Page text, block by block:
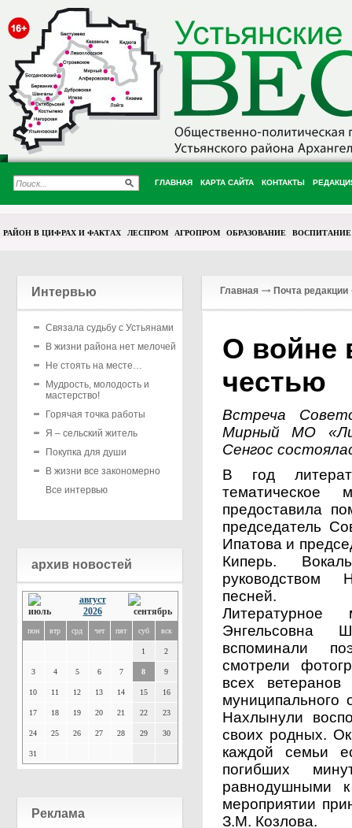
ГЛАВНАЯ КАРТА САЙТА КОНТАКТЫ
РАЙОН В ЦИФРАХ И ФАКТАХ ЛЕСПРОМ АГРОПРОМ ОБРАЗОВАНИЕ ВОСПИТАНИЕ
Интервью
Связала судьбу с Устьянами
В жизни района нет мелочей
Не стоять на месте…
Мудрость, молодость и
мастерство!
Горячая точка работы
Я – сельский житель
Покупка для души
В жизни все закономерно
Все интервью
архив новостей
август
2026
пон втр срд чет пят суб вск
1 2
3 4 5 6 7 8 9
10 11 12 13 14 15 16
17 18 19 20 21 22 23
24 25 26 27 28 29 30
31
Реклама
Главная Почта редакции
О войне
честью
Встреча
Мирный МО
Сенгос
В год
тематическое
предоставила
председатель
Ипатова и
Киперь.
руководством
песней.
Литературное
Энгельсовна
вспоминали
смотрели
всех
муниципального
Нахлынули
своих родных.
каждой семьи
погибших
равнодушными
мероприятии
З.М. Козлова.